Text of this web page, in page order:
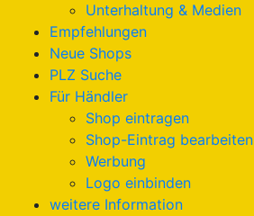
Unterhaltung & Medien
Empfehlungen
Neue Shops
PLZ Suche
Für Händler
Shop eintragen
Shop-Eintrag bearbeiten
Werbung
Logo einbinden
weitere Information